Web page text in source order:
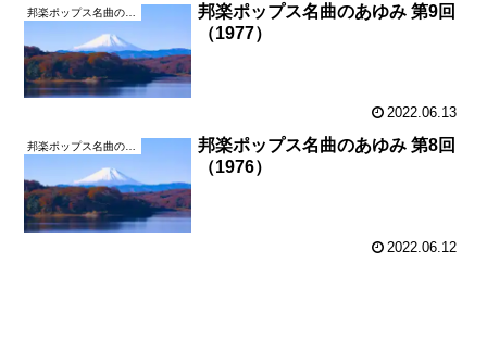
邦楽ポップス名曲のあゆみ 第9回
（1977）
2022.06.13
邦楽ポップス名曲のあゆみ
邦楽ポップス名曲のあゆみ 第8回
（1976）
2022.06.12